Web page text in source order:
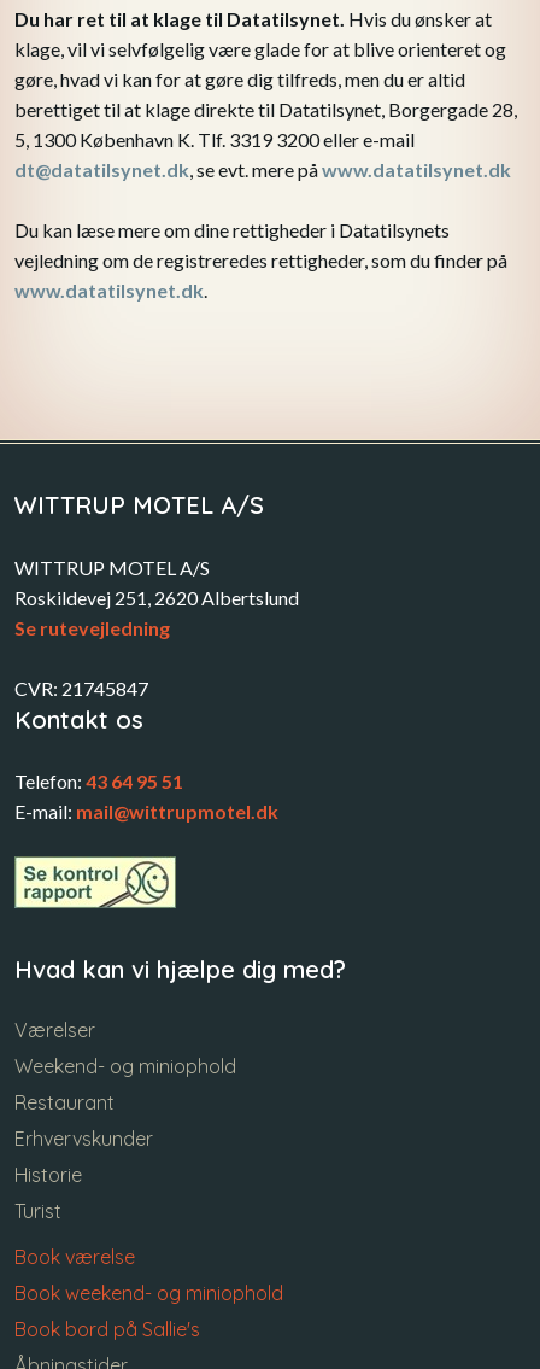
Du har ret til at klage til Datatilsynet. Hvis du ønsker at
klage, vil vi selvfølgelig være glade for at blive orienteret og
gøre, hvad vi kan for at gøre dig tilfreds, men du er altid
berettiget til at klage direkte til Datatilsynet, Borgergade 28,
5, 1300 København K. Tlf. 3319 3200 eller e-mail
dt@datatilsynet.dk , se evt. mere påwww.datatilsynet.dk
Du kan læse mere om dine rettigheder i Datatilsynets
vejledning om de registreredes rettigheder, som du finder på
www.datatilsynet.dk
WITTRUP MOTEL A/S
WITTRUP MOTEL A/S
Roskildevej 251, 2620 Albertslund
Se rutevejledning
CVR: 21745847
Kontakt os
​Telefon:43 64 95 51
E-mail: mail@wittrupmotel.dk
Hvad kan vi hjælpe dig med?
Værelser
Weekend- og miniophold
Restaurant
Erhvervskunder
Historie
Turist
Book værelse
Book weekend- og miniophold
Book bord på Sallie's